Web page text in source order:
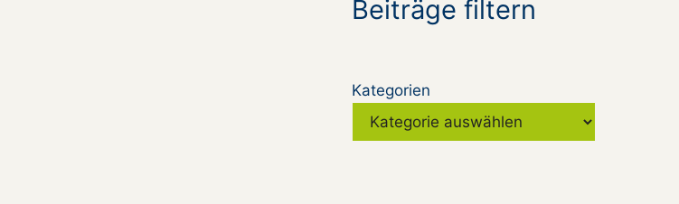
Beiträge filtern
Kategorien